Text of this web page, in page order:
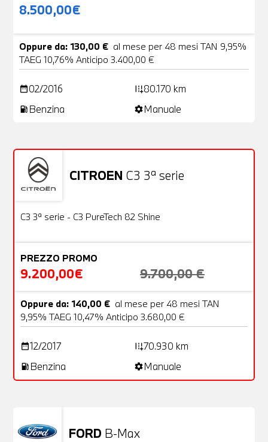
8.500,00€
Oppure da: 130,00 € al mese per 48 mesi TAN 9,95%
TAEG 10,76% Anticipo 3.400,00 €
date_range02/2016 add_road80.170 km
local_gas_station Benzina settingsManuale
CITROEN C3 3ª serie
OFFERTA
Usato
C3 3ª serie - C3 PureTech 82 Shine
PREZZO PROMO
9.200,00€ 9.700,00 €
Oppure da: 140,00 € al mese per 48 mesi TAN
9,95% TAEG 10,47% Anticipo 3.680,00 €
date_range12/2017 add_road70.930 km
local_gas_station Benzina settingsManuale
FORD B-Max